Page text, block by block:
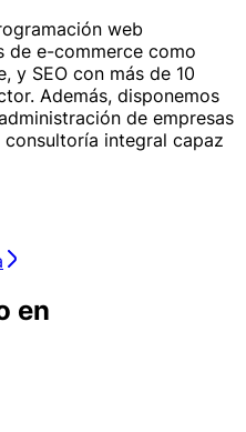
web
de e-commerce como
y SEO con más de 10
Además, disponemos
de empresas
integral capaz
en